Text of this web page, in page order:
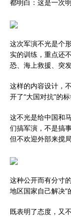
都明白：这是一次
这次军演不光是个
实的训练，重点还
恐、海上救援、突
这样的内容设计，
开了“大国对抗”的
这不光是给中国和
们搞军演，不是搞
但不欢迎外部来搅局
这种公开而有分寸
地区国家自己解决”
既表明了态度，又